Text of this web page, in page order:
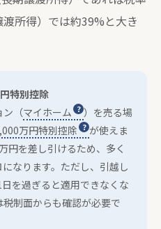
所得）では約39%と大き
特別控除
ン（マイホーム
）を売る場
万円特別控除
が使えま
円を差し引けるため、多く
なります。ただし、引越し
を過ぎると適用できなくな
制面からも確認が必要で